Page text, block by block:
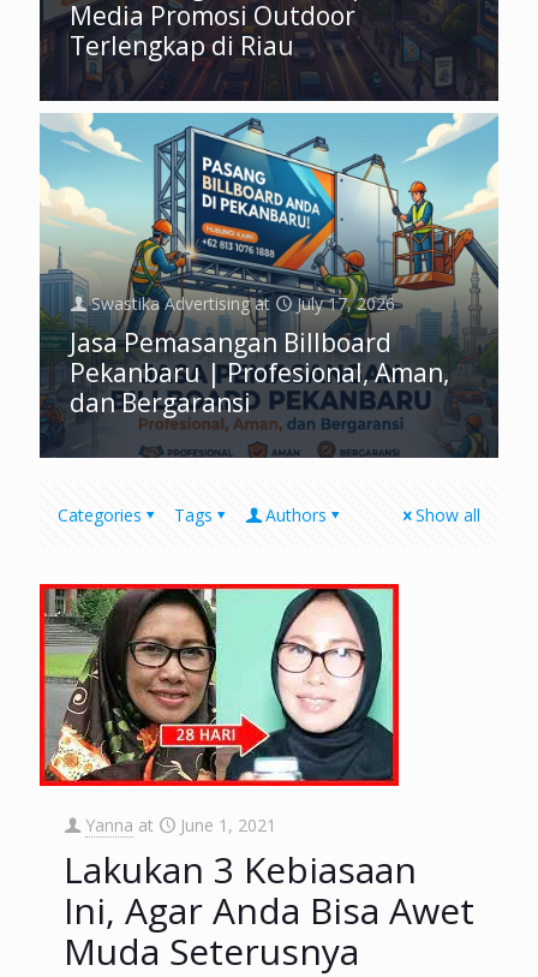
Media Promosi Outdoor
Terlengkap di Riau
Swastika Advertising at July 17, 2026
Jasa Pemasangan Billboard
Pekanbaru | Profesional, Aman,
dan Bergaransi
Categories Tags Authors Show all
Yanna at June 1, 2021
Lakukan 3 Kebiasaan
Ini, Agar Anda Bisa Awet
Muda Seterusnya